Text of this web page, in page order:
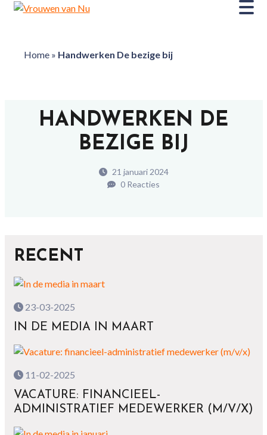
Home» Handwerken De bezige bij
HANDWERKEN DE
BEZIGE BIJ
21 januari 2024
0 Reacties
RECENT
23-03-2025
IN DE MEDIA IN MAART
11-02-2025
VACATURE: FINANCIEEL-
ADMINISTRATIEF MEDEWERKER (M/V/X)